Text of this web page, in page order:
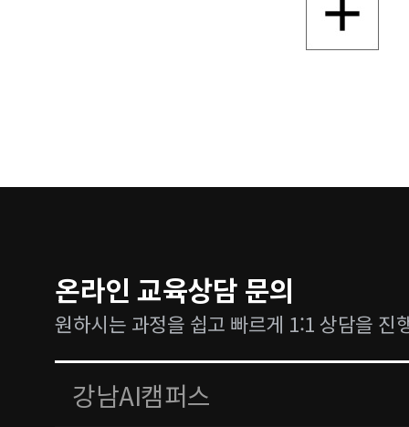
온라인 교육상담 문의
원하시는 과정을 쉽고 빠르게 1:1 상담을 진